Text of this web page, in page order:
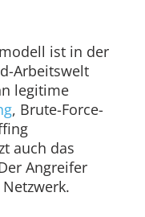
ist in der
Arbeitswelt
legitime
, Brute-Force-
auch das
Angreifer